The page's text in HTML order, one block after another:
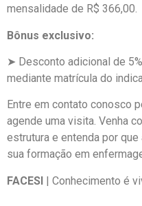
mensalidade de R$ 366,00.
Bônus exclusivo:
➤ Desconto adicional de
mediante matrícula do
Entre em contato conosco
agende uma visita. Venha
estrutura e entenda por que
sua formação em
FACESI | Conhecimento é